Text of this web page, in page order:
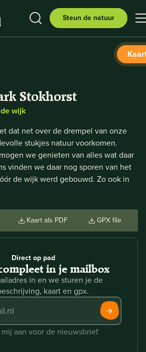
Steun de natuur
Stokhorst
wijk
dat net over de drempel van onze
stukjes natuur voorkomen.
we genieten van alles wat daar
vinden we daar nog sporen van het
de wijk werd gebouwd. Zo ook in
Kaart als PDF GPX file
Direct op pad
in je mailbox
in en we sturen je de
kaart en gpx.
aan voor de nieuwsbrief